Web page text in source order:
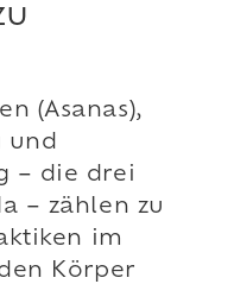
(Asanas),
und
– die drei
– zählen zu
im
Körper